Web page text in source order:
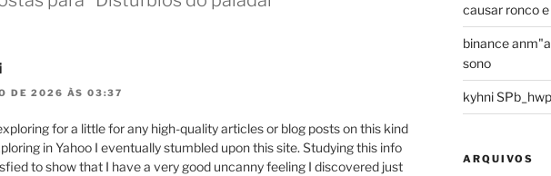
DE 2026 ÀS 03:37
for a little for any high-quality articles or blog posts on this kind
in Yahoo I eventually stumbled upon this site. Studying this info
to show that I have a very good uncanny feeling I discovered just
causar ronco
binance
sono
kyhni
ARQUIVOS